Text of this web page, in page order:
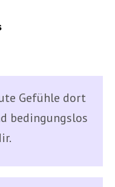
Gefühle dort
bedingungslos